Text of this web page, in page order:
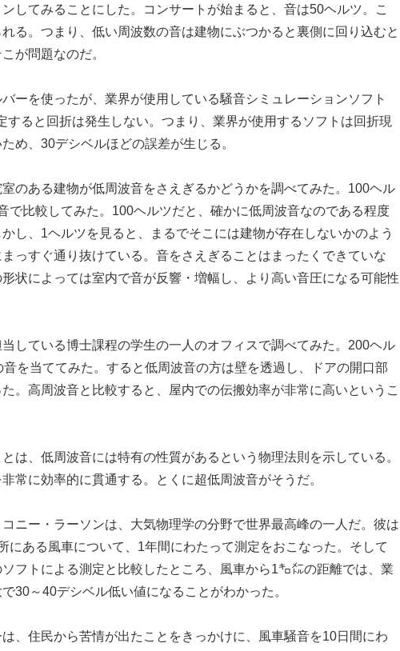
してみることにした。コンサートが始まると、音は50ヘルツ。こ
る。つまり、低い周波数の音は建物にぶつかると裏側に回り込むと
が問題なのだ。
ーを使ったが、業界が使用している騒音シミュレーションソフト
すると回折は発生しない。つまり、業界が使用するソフトは回折現
め、30デシベルほどの誤差が生じる。
のある建物が低周波音をさえぎるかどうかを調べてみた。100ヘル
で比較してみた。100ヘルツだと、確かに低周波音なのである程度
し、1ヘルツを見ると、まるでそこには建物が存在しないかのよう
っすぐ通り抜けている。音をさえぎることはまったくできていな
状によっては室内で音が反響・増幅し、より高い音圧になる可能性
している博士課程の学生の一人のオフィスで調べてみた。200ヘル
を当ててみた。すると低周波音の方は壁を透過し、ドアの開口部
。高周波音と比較すると、屋内での伝搬効率が非常に高いというこ
は、低周波音には特有の性質があるという物理法則を示している。
常に効率的に貫通する。とくに超低周波音がそうだ。
ニー・ラーソンは、大気物理学の分野で世界最高峰の一人だ。彼は
にある風車について、1年間にわたって測定をおこなった。そして
フトによる測定と比較したところ、風車から1㌔㍍の距離では、業
30～40デシベル低い値になることがわかった。
、住民から苦情が出たことをきっかけに、風車騒音を10日間にわ